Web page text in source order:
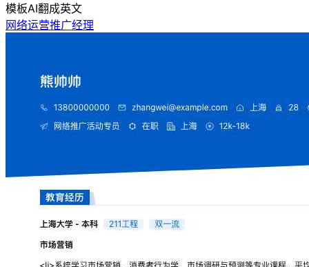
模板AI翻成英文
网络运营推广经理